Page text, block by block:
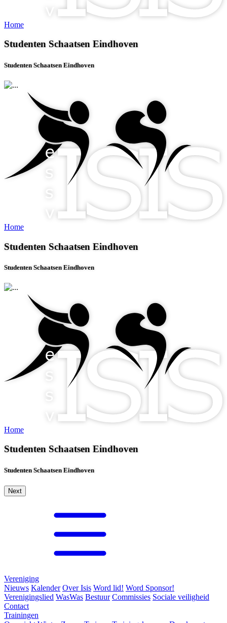
Home
Studenten Schaatsen Eindhoven
Studenten Schaatsen Eindhoven
Home
Studenten Schaatsen Eindhoven
Studenten Schaatsen Eindhoven
Home
Studenten Schaatsen Eindhoven
Studenten Schaatsen Eindhoven
Next
Vereniging
Nieuws Kalender Over Isis Word lid! Word Sponsor!
Verenigingslied WasWas Bestuur Commissies Sociale veiligheid
Contact
Trainingen